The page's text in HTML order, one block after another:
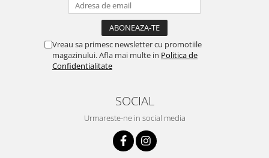
Vreau sa primesc newsletter cu promotiile
magazinului. Afla mai multe in Politica de
Confidentialitate
SOCIAL
Urmareste-ne in social media